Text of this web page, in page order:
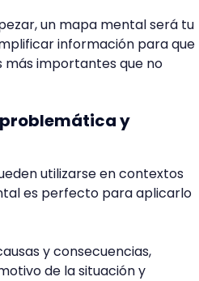
un mapa mental será tu
información para que
más importantes que no
problemática y
utilizarse en contextos
es perfecto para aplicarlo
y consecuencias,
de la situación y